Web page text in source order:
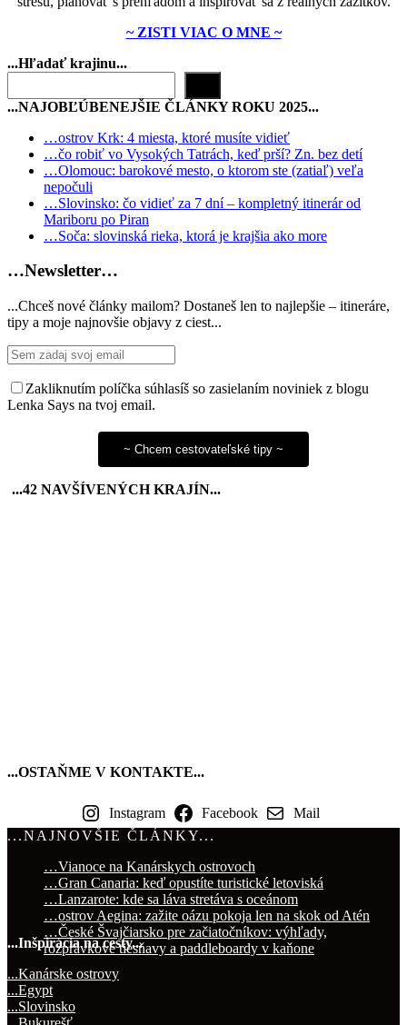
~ ZISTI VIAC O MNE ~
...Hľadať krajinu...
…ostrov Krk: 4 miesta, ktoré musíte vidieť
…čo robiť vo Vysokých Tatrách, keď prší? Zn. bez detí
…Olomouc: barokové mesto, o ktorom ste (zatiaľ) veľa
nepočuli
…Slovinsko: čo vidieť za 7 dní – kompletný itinerár od
Mariboru po Piran
…Soča: slovinská rieka, ktorá je krajšia ako more
…Newsletter…
...Chceš nové články mailom? Dostaneš len to najlepšie – itineráre,
tipy a moje najnovšie objavy z ciest...
Zakliknutím políčka súhlasíš so zasielaním noviniek z blogu
Lenka Says na tvoj email.
...42 NAVŠÍVENÝCH KRAJÍN...
Instagram Facebook Mail
…Vianoce na Kanárskych ostrovoch
…Gran Canaria: keď opustíte turistické letoviská
…Lanzarote: kde sa láva stretáva s oceánom
…ostrov Aegina: zažite oázu pokoja len na skok od Atén
…České Švajčiarsko pre začiatočníkov: výhľady,
rozprávkové tiesňavy a paddleboardy v kaňone
...Inšpirácia na cesty...
...Kanárske ostrovy
...Egypt
...Slovinsko